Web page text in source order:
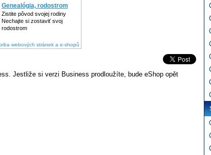
Genealógia, rodostrom
Zistite pôvod svojej rodiny
Nechajte si zostaviť svoj
rodostrom
webových stránek a e-shopů
Jestliže si verzi Business prodloužíte, bude eShop opět